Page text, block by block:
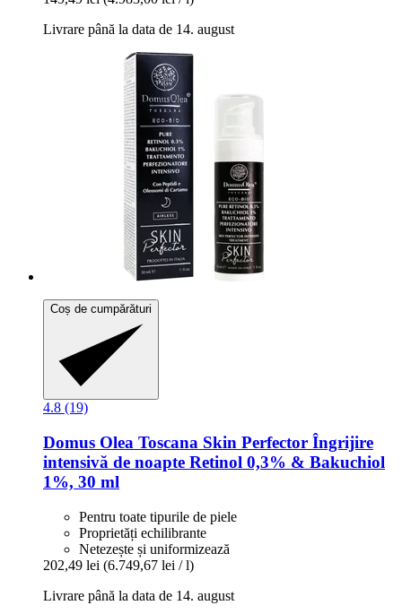
Livrare până la data de 14. august
Coș de cumpărături
4.8 (19)
Domus Olea Toscana Skin Perfector Îngrijire
intensivă de noapte Retinol 0,3% & Bakuchiol
1%, 30 ml
Pentru toate tipurile de piele
Proprietăți echilibrante
Netezește și uniformizează
202,49 lei (6.749,67 lei / l)
Livrare până la data de 14. august